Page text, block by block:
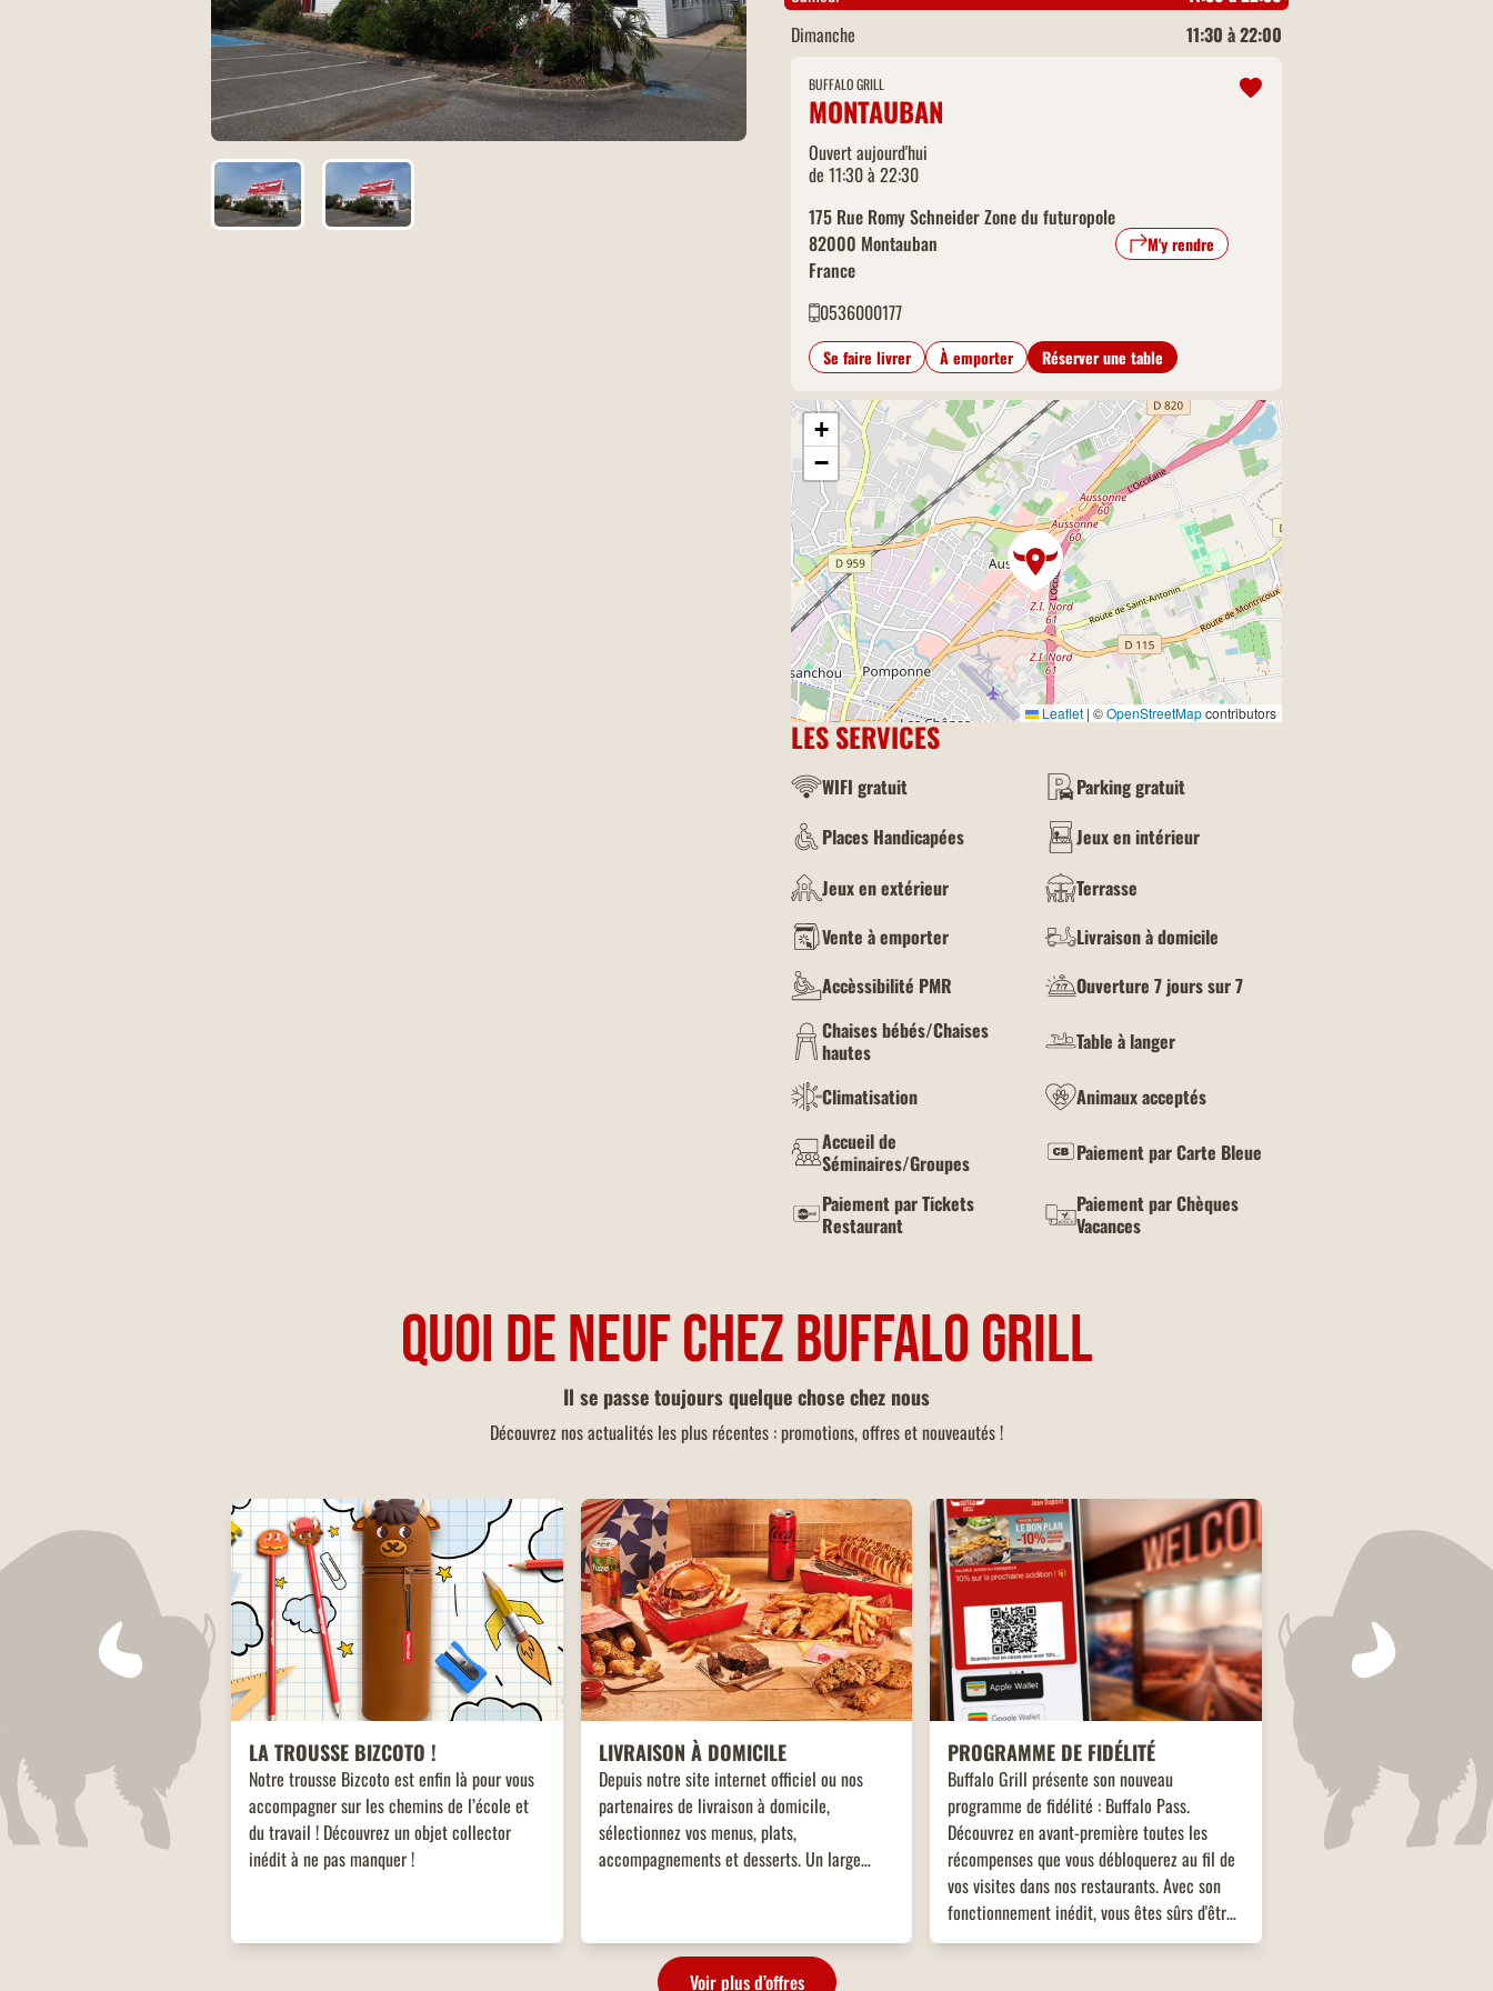
Dimanche
11:30 à 22:00
BUFFALO GRILL
MONTAUBAN
Ouvert aujourd'hui
de 11:30 à 22:30
175 Rue Romy Schneider Zone du futuropole
82000 Montauban
France
M'y rendre
0536000177
Se faire livrer À emporter Réserver une table
+
−
Leaflet | ©OpenStreetMapcontributors
LES SERVICES
WIFI gratuit
Parking gratuit
Places Handicapées
Jeux en intérieur
Jeux en extérieur
Terrasse
Vente à emporter
Livraison à domicile
Accèssibilité PMR
Ouverture 7 jours sur 7
Chaises bébés/Chaises
hautes
Table à langer
Climatisation
Animaux acceptés
Accueil de
Séminaires/Groupes
Paiement par Carte Bleue
Paiement par Tickets
Restaurant
Paiement par Chèques
Vacances
QUOI DE NEUF CHEZ BUFFALO GRILL
Il se passe toujours quelque chose chez nous
Découvrez nos actualités les plus récentes : promotions, offres et nouveautés !
LA TROUSSE BIZCOTO !
Notre trousse Bizcoto est enfin là pour vous
accompagner sur les chemins de l’école et
du travail ! Découvrez un objet collector
inédit à ne pas manquer !
LIVRAISON À DOMICILE
Depuis notre site internet officiel ou nos
partenaires de livraison à domicile,
sélectionnez vos menus, plats,
accompagnements et desserts. Un large
PROGRAMME DE FIDÉLITÉ
Buffalo Grill présente son nouveau
programme de fidélité : Buffalo Pass.
Découvrez en avant-première toutes les
récompenses que vous débloquerez au fil de
vos visites dans nos restaurants. Avec son
fonctionnement inédit, vous êtes sûrs d'être
gagnant.
Voir plus d’offres